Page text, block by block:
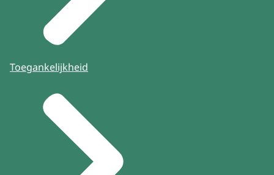
Toegankelijkheid